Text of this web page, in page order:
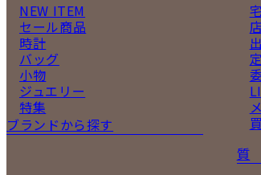
NEW ITEM
セール商品
時計
バッグ
小物
ジュエリー
特集
ブランドから探す
質